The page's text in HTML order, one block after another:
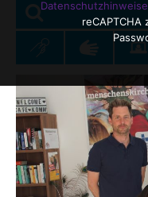
Search
for:
Datenschutzhinweise
reCAPTCHA